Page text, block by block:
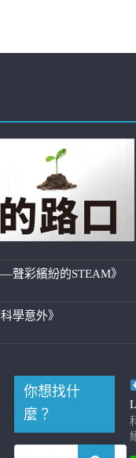
你想找什
麼？